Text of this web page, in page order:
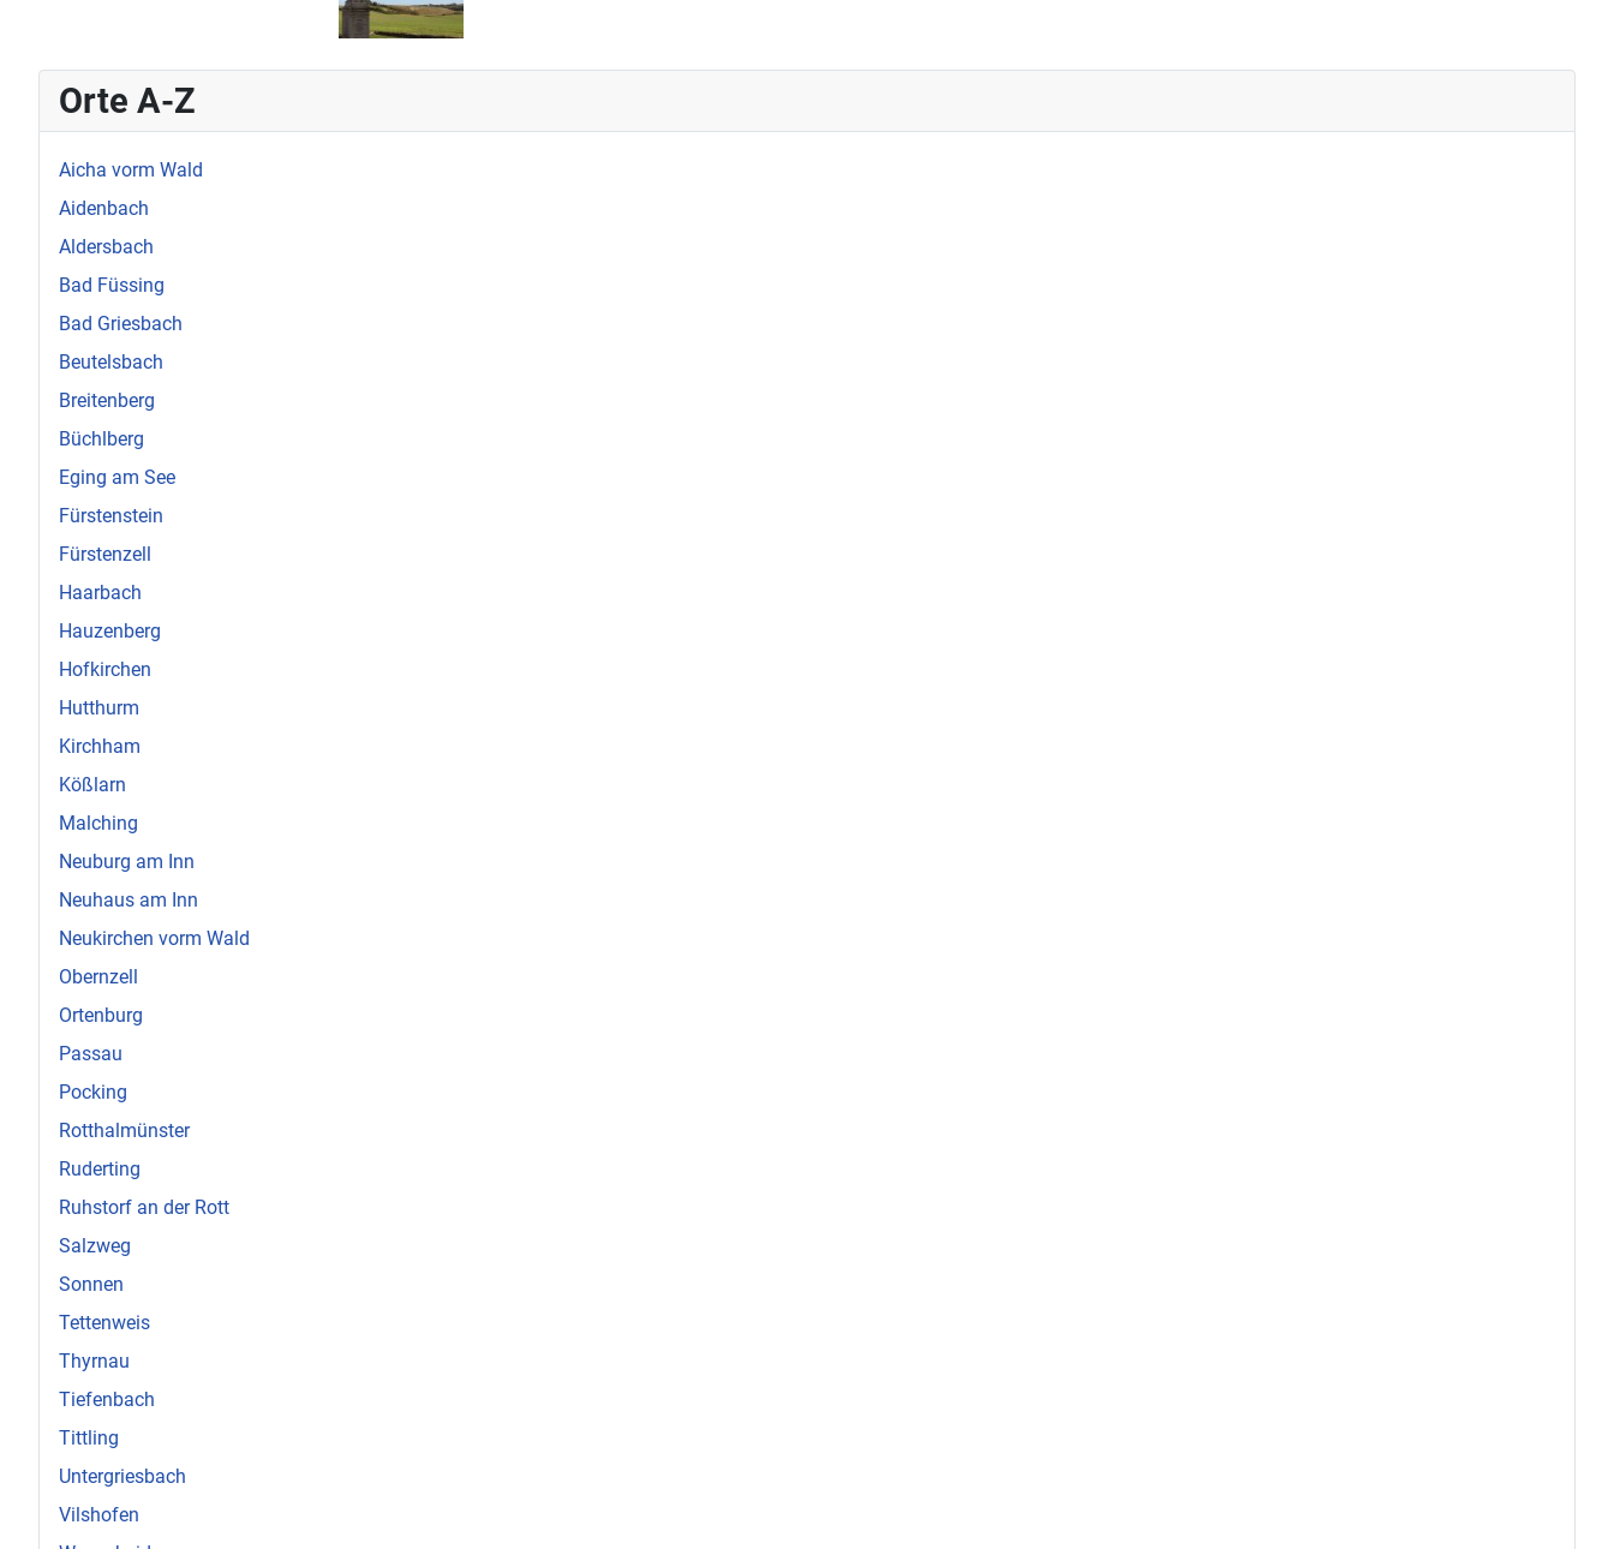
Orte A-Z
Aicha vorm Wald
Aidenbach
Aldersbach
Bad Füssing
Bad Griesbach
Beutelsbach
Breitenberg
Büchlberg
Eging am See
Fürstenstein
Fürstenzell
Haarbach
Hauzenberg
Hofkirchen
Hutthurm
Kirchham
Kößlarn
Malching
Neuburg am Inn
Neuhaus am Inn
Neukirchen vorm Wald
Obernzell
Ortenburg
Passau
Pocking
Rotthalmünster
Ruderting
Ruhstorf an der Rott
Salzweg
Sonnen
Tettenweis
Thyrnau
Tiefenbach
Tittling
Untergriesbach
Vilshofen